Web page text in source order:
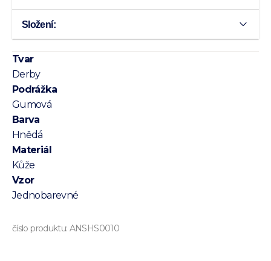
Složení:
Tvar
Derby
Podrážka
Gumová
Barva
Hnědá
Materiál
Kůže
Vzor
Jednobarevné
číslo produktu: ANSHS0010